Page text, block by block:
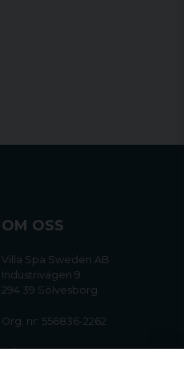
OM OSS
Villa Spa Sweden AB
Industrivägen 9
294 39 Sölvesborg
Org. nr: 556836-2262
Tel:0456-405566